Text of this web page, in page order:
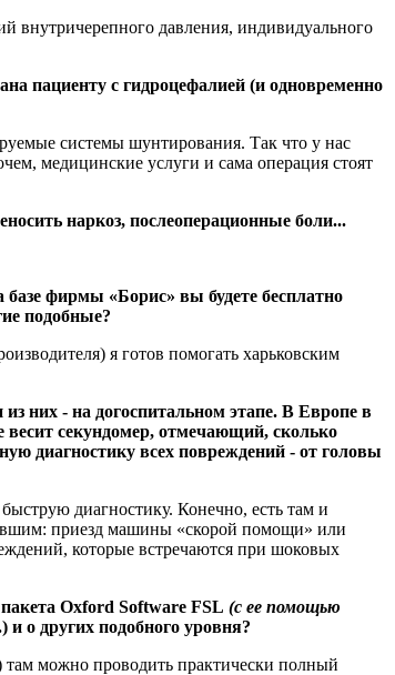
внутричерепного давления, индивидуального
пациенту с гидроцефалией (и одновременно
системы шунтирования. Так что у нас
медицинские услуги и сама операция стоят
наркоз, послеоперационные боли...
фирмы «Борис» вы будете бесплатно
подобные?
я готов помогать харьковским
них - на догоспитальном этапе. В Европе в
секундомер, отмечающий, сколько
диагностику всех повреждений - от головы
диагностику. Конечно, есть там и
приезд машины «скорой помощи» или
которые встречаются при шоковых
Oxford Software FSL (с ее помощью
и о других подобного уровня?
можно проводить практически полный